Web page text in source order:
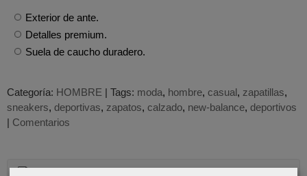
Exterior de ante.
Detalles premium.
Suela de caucho duradero.
Categoría: HOMBRE | Tags: moda hombre casual zapatillas
sneakers deportivas zapatos calzado new-balance deportivos
| Comentarios